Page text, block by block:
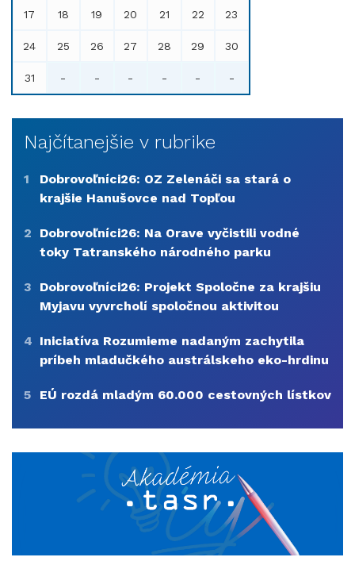
17 18 19 20 21 22 23
24 25 26 27 28 29 30
31 - - - - - -
Najčítanejšie v rubrike
1
Dobrovoľníci26: OZ Zelenáči sa stará o
krajšie Hanušovce nad Topľou
2
Dobrovoľníci26: Na Orave vyčistili vodné
toky Tatranského národného parku
3
Dobrovoľníci26: Projekt Spoločne za krajšiu
Myjavu vyvrcholí spoločnou aktivitou
4 Iniciatíva Rozumieme nadaným zachytila
príbeh mladučkého austrálskeho eko-hrdinu
5 EÚ rozdá mladým 60.000 cestovných lístkov